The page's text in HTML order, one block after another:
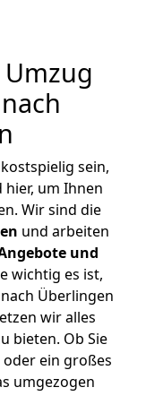
sein,
um Ihnen
Wir sind die
und arbeiten
und
wichtig es ist,
Überlingen
wir alles
bieten. Ob Sie
ein großes
umgezogen